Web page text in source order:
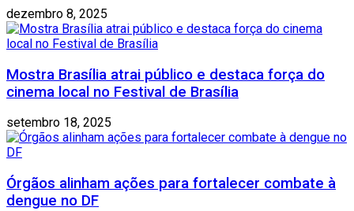
dezembro 8, 2025
Mostra Brasília atrai público e destaca força do
cinema local no Festival de Brasília
setembro 18, 2025
Órgãos alinham ações para fortalecer combate à
dengue no DF